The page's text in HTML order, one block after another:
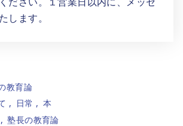
します。
教育論
日常
本
塾長の教育論